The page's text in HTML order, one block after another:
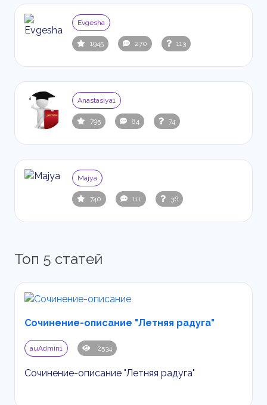
Evgesha
1945 270 113
Anastasiya1
795 84 74
Majya
740 111 36
Топ 5 статей
Сочинение-описание "Летняя радуга"
auAdmin1 2534
Сочинение-описание "Летняя радуга"